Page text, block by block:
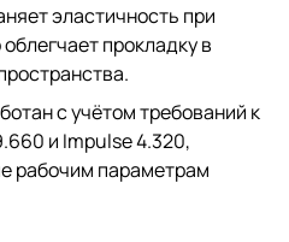
эластичность при
прокладку в
с учётом требований к
и Impulse 4.320,
рабочим параметрам